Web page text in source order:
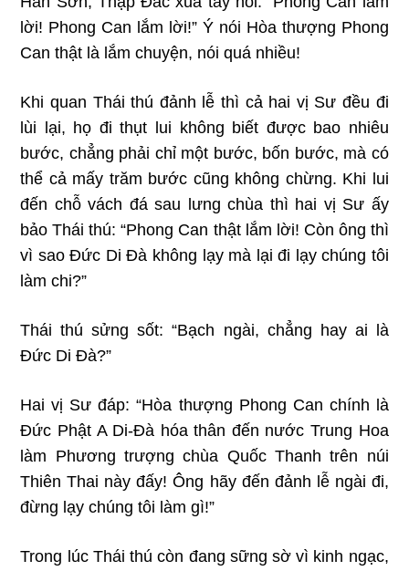
lời! Phong Can lắm lời!” Ý nói Hòa thượng Phong
Can thật là lắm chuyện, nói quá nhiều!
Khi quan Thái thú đảnh lễ thì cả hai vị Sư đều đi
lùi lại, họ đi thụt lui không biết được bao nhiêu
bước, chẳng phải chỉ một bước, bốn bước, mà có
thể cả mấy trăm bước cũng không chừng. Khi lui
đến chỗ vách đá sau lưng chùa thì hai vị Sư ấy
bảo Thái thú: “Phong Can thật lắm lời! Còn ông thì
vì sao Ðức Di Ðà không lạy mà lại đi lạy chúng tôi
làm chi?”
Thái thú sửng sốt: “Bạch ngài, chẳng hay ai là
Ðức Di Ðà?”
Hai vị Sư đáp: “Hòa thượng Phong Can chính là
Ðức Phật A Di-Ðà hóa thân đến nước Trung Hoa
làm Phương trượng chùa Quốc Thanh trên núi
Thiên Thai này đấy! Ông hãy đến đảnh lễ ngài đi,
đừng lạy chúng tôi làm gì!”
Trong lúc Thái thú còn đang sững sờ vì kinh ngạc,